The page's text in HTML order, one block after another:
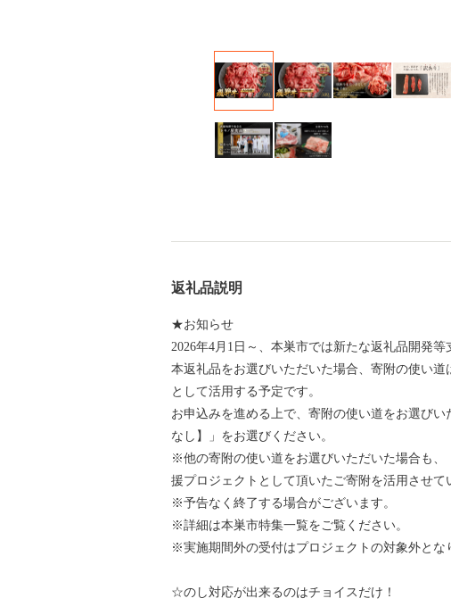
返礼品説明
★お知らせ
2026年4月1日～、本巣市では新たな返礼品開発
本返礼品をお選びいただいた場合、寄附の使い
として活用する予定です。
お申込みを進める上で、寄附の使い道をお選び
なし】」をお選びください。
※他の寄附の使い道をお選びいただいた場合も
援プロジェクトとして頂いたご寄附を活用させて
※予告なく終了する場合がございます。
※詳細は本巣市特集一覧をご覧ください。
※実施期間外の受付はプロジェクトの対象外とな
☆のし対応が出来るのはチョイスだけ！